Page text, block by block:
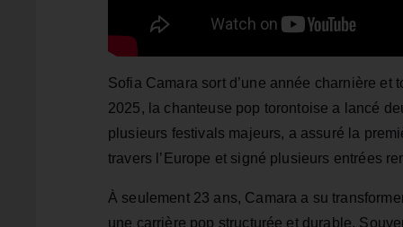
Sofia Camara sort d’une année charnière et
2025, la chanteuse pop torontoise a lancé
plusieurs festivals majeurs, a assuré la
travers l’Europe et signé plusieurs entrées
À seulement 23 ans, Camara a su
une carrière pop structurée et durable.